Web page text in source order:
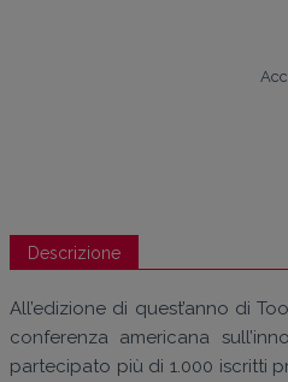
Descrizione
All’edizione di quest’anno di
conferenza americana
partecipato più di 1.000 iscritti